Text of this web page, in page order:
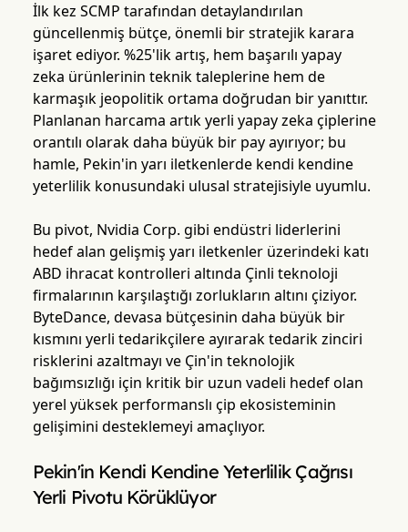
İlk kez SCMP tarafından detaylandırılan
güncellenmiş bütçe, önemli bir stratejik karara
işaret ediyor. %25'lik artış, hem başarılı yapay
zeka ürünlerinin teknik taleplerine hem de
karmaşık jeopolitik ortama doğrudan bir yanıttır.
Planlanan harcama artık yerli yapay zeka çiplerine
orantılı olarak daha büyük bir pay ayırıyor; bu
hamle, Pekin'in yarı iletkenlerde kendi kendine
yeterlilik konusundaki ulusal stratejisiyle uyumlu.
Bu pivot, Nvidia Corp. gibi endüstri liderlerini
hedef alan gelişmiş yarı iletkenler üzerindeki katı
ABD ihracat kontrolleri altında Çinli teknoloji
firmalarının karşılaştığı zorlukların altını çiziyor.
ByteDance, devasa bütçesinin daha büyük bir
kısmını yerli tedarikçilere ayırarak tedarik zinciri
risklerini azaltmayı ve Çin'in teknolojik
bağımsızlığı için kritik bir uzun vadeli hedef olan
yerel yüksek performanslı çip ekosisteminin
gelişimini desteklemeyi amaçlıyor.
Pekin'in Kendi Kendine Yeterlilik Çağrısı
Yerli Pivotu Körüklüyor